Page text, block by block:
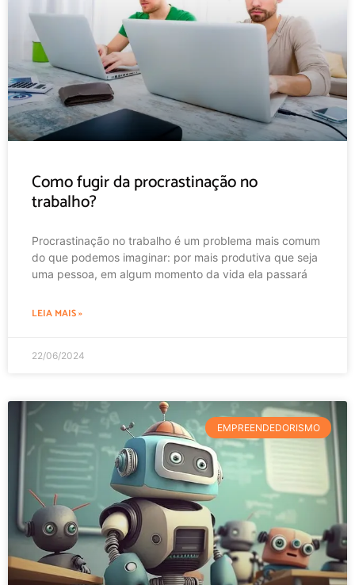
Como fugir da procrastinação no
trabalho?
Procrastinação no trabalho é um problema mais comum
do que podemos imaginar: por mais produtiva que seja
uma pessoa, em algum momento da vida ela passará
LEIA MAIS »
22/06/2024
EMPREENDEDORISMO